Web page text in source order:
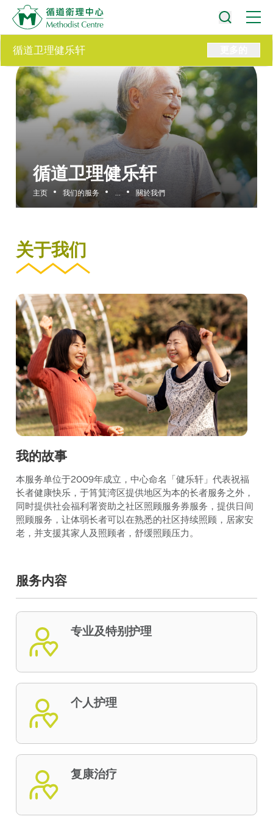
循道卫理健乐轩
主页 我们的服务 關於我們
循道卫理健乐轩
关于我们
我的故事
本服务单位于2009年成立，中心命名「健乐轩」代表祝福
长者健康快乐，于筲箕湾区提供地区为本的长者服务之外，
同时提供社会福利署资助之社区照顾服务券服务，提供日间
照顾服务，让体弱长者可以在熟悉的社区持续照顾，居家安
老，并支援其家人及照顾者，舒缓照顾压力。
服务内容
专业及特别护理
个人护理
复康治疗